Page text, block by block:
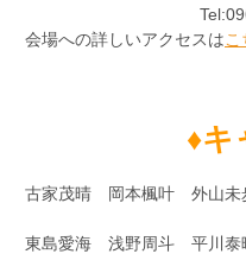
会場への詳しいアクセスはこ
♦キ
古家茂晴 岡本楓叶 外山
東島愛海 浅野周斗 平川